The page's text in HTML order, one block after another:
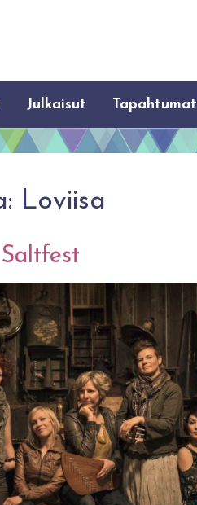
Julkaisut Tapahtumat
Loviisa